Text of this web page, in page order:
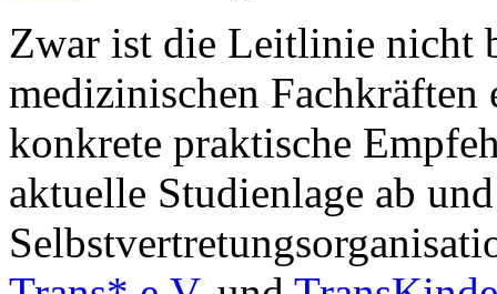
Zwar ist die Leitlinie nicht
medizinischen
konkrete praktische
aktuelle Studienlage ab